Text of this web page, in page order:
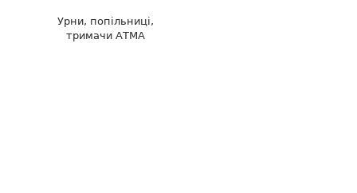
Урни, попільниці,
тримачи АТМА